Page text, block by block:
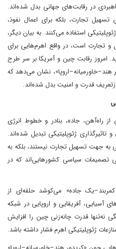
در رقابت‌های جهانی بدل شده‌اند.
تسهیل تجارت، بلکه برای اعمال نفوذ،
استفاده می‌کنند. به بیان دیگر،
تجارت است، در واقع اهرم‌هایی برای
امروز رقابت چین و آمریکا بر سر طرح
هند–خاورمیانه–اروپا»، نشان می‌دهد که
قدرت و امنیت بدل شده‌اند.
راه‌آهن، جاده، بنادر و خطوط انرژی
تاثیرگذاری ژئوپلیتیکی تبدیل شده‌اند.
به جهت تسهیل تجارت نیستند، بلکه به
تصمیمات سیاسی کشورهایی‌اند که در
جاده» می‌کوشد حلقه‌ای از
آسیایی، آفریقایی و اروپایی در شبکه
نه‌تنها قدرت چانه‌زنی چین را افزایش
ژئوپلیتیکی اهرم فشار داشته باشد.